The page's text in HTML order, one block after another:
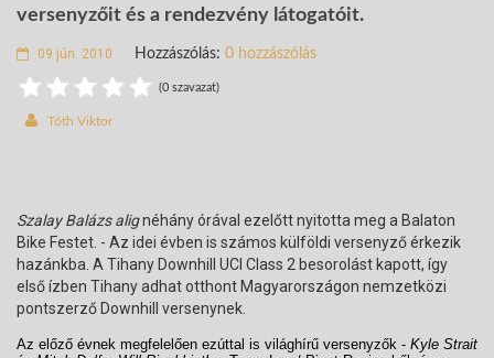
versenyzőit és a rendezvény látogatóit.
09 jún. 2010 Hozzászólás: 0 hozzászólás
(0 szavazat)
Tóth Viktor
Szalay Balázs alignéhány órával ezelőtt nyitotta meg a Balaton
Bike Festet. - Az idei évben is számos külföldi versenyző érkezik
hazánkba. A Tihany Downhill UCI Class 2 besorolást kapott, így
első ízben Tihany adhat otthont Magyarországon nemzetközi
pontszerző Downhill versenynek.
Az előző évnek megfelelően ezúttal is világhírű versenyzők - Kyle Strait